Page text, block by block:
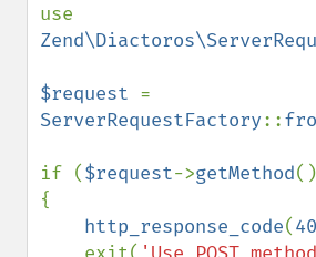
$request
ServerRequestFactory::
if ($request->getMethod
{
http_response_code(